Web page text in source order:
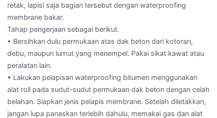
retak, lapisi saja bagian tersebut dengan waterproofing
membrane bakar.
Tahap pengerjaan sebagai berikut.
• Bersihkan dulu permukaan atas dak beton dari kotoran,
debu, maupun lumut yang menempel. Pakai sikat kawat atau
peralatan lain.
• Lakukan pelapisan waterproofing bitumen menggunakan
alat roll pada sudut-sudut permukaan dak beton dengan celah
belahan. Siapkan jenis pelapis membrane. Setelah diletakkan,
jangan lupa panaskan terlebih dahulu, memakai gas dan alat